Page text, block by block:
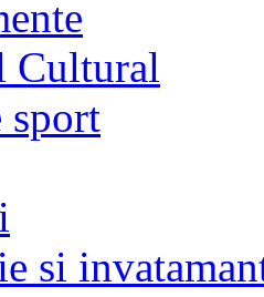
Cultural
sport
si